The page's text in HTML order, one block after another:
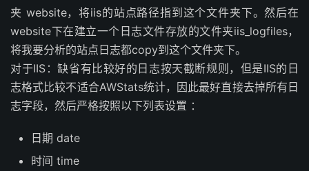
夹 website，将iis的站点路径指到这个文件夹下。然后在
website下在建立一个日志文件存放的文件夹iis_logfiles，
将我要分析的站点日志都copy到这个文件夹下。
对于IIS：缺省有比较好的日志按天截断规则，但是IIS的日
志格式比较不适合AWStats统计，因此最好直接去掉所有日
志字段，然后严格按照以下列表设置 ：
日期 date
时间 time